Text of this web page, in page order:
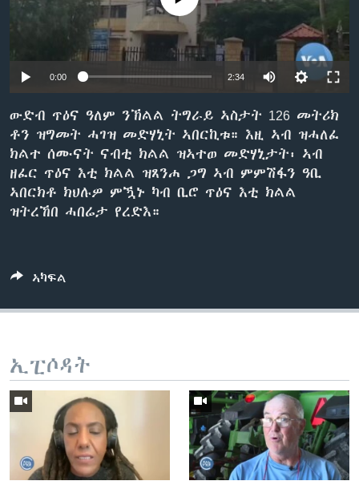
ቂሔ ጽልሚ
ቋንቋታት
0:00 2:34
ውድብ ጥዕና ዓለም ንኽልል ትግራይ ኣስታት 126 መትሪክ
ቶን ዝግመት ሓገዝ መድሃኒት ኣበርኪቱ። እዚ ኣብ ዝሓለፈ
ክልተ ሰሙናት ናብቲ ክልል ዝኣተወ መድሃኒታት፡ ኣብ
ዘፈር ጥዕና እቲ ክልል ዝጸንሐ ጋግ ኣብ ምምሽፋን ዓቢ
ኣበርክቶ ክህሉዎ ምዃኑ ካብ ቢሮ ጥዕና እቲ ክልል
ዝትረኸበ ሓበሬታ የረድእ።
ኣካፍል
ኢፒሶዳት